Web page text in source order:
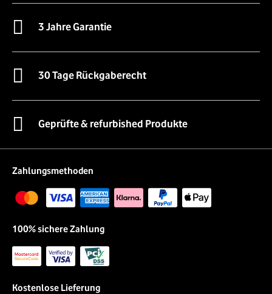
3 Jahre Garantie
30 Tage Rückgaberecht
Geprüfte & refurbished Produkte
Zahlungsmethoden
100% sichere Zahlung
Kostenlose Lieferung